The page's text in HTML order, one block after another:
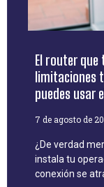
El router
limitaciones
puedes usar
7 de agosto de
¿De verdad
instala tu
conexión se